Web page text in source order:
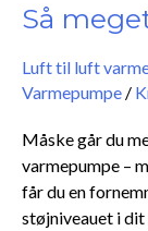
Så
Luft til luft
Varmepumpe /
Måske går du
varmepumpe –
får du en
støjniveauet i dit
støjer
varmepumpe